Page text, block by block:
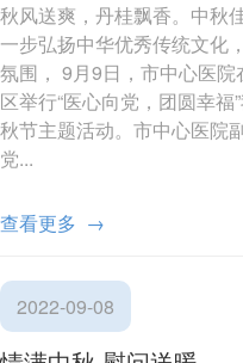
秋风送爽，丹桂飘香。中秋
一步弘扬中华优秀传统文化
氛围， 9月9日，市中心医
区举行“医心向党，团圆幸福
秋节主题活动。市中心医院
党...
查看更多 →
2022-09-08